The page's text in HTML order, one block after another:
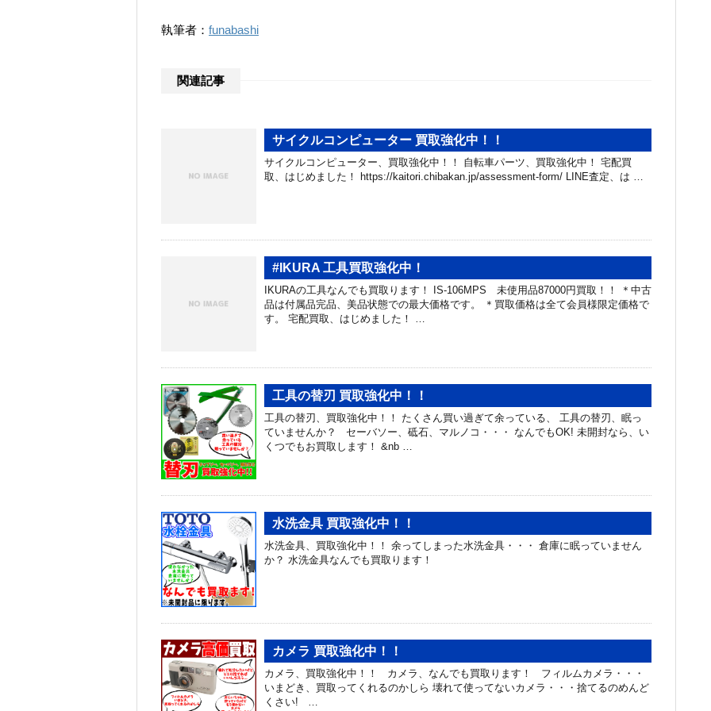
執筆者： funabashi
関連記事
サイクルコンピューター 買取強化中！！
サイクルコンピューター、買取強化中！！ 自転車パーツ、買取強化中！ 宅配買
取、はじめました！ https://kaitori.chibakan.jp/assessment-form/ LINE査定、は …
#IKURA 工具買取強化中！
IKURAの工具なんでも買取ります！ IS-106MPS 未使用品87000円買取！！ ＊中古
品は付属品完品、美品状態での最大価格です。 ＊買取価格は全て会員様限定価格で
す。 宅配買取、はじめました！ …
工具の替刃 買取強化中！！
工具の替刃、買取強化中！！ たくさん買い過ぎて余っている、 工具の替刃、眠っ
ていませんか？ セーバソー、砥石、マルノコ・・・ なんでもOK! 未開封なら、い
くつでもお買取します！ &nb …
水洗金具 買取強化中！！
水洗金具、買取強化中！！ 余ってしまった水洗金具・・・ 倉庫に眠っていません
か？ 水洗金具なんでも買取ります！
カメラ 買取強化中！！
カメラ、買取強化中！！ カメラ、なんでも買取ります！ フィルムカメラ・・・
いまどき、買取ってくれるのかしら 壊れて使ってないカメラ・・・捨てるのめんど
くさい! …